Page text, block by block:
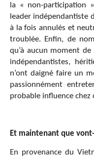
la « non-participation
leader indépendantiste
à la fois annulés et
troublée. Enfin, de
qu’à aucun moment
indépendantistes,
n’ont daigné faire un
passionnément
probable influence chez
Et maintenant que
En provenance du